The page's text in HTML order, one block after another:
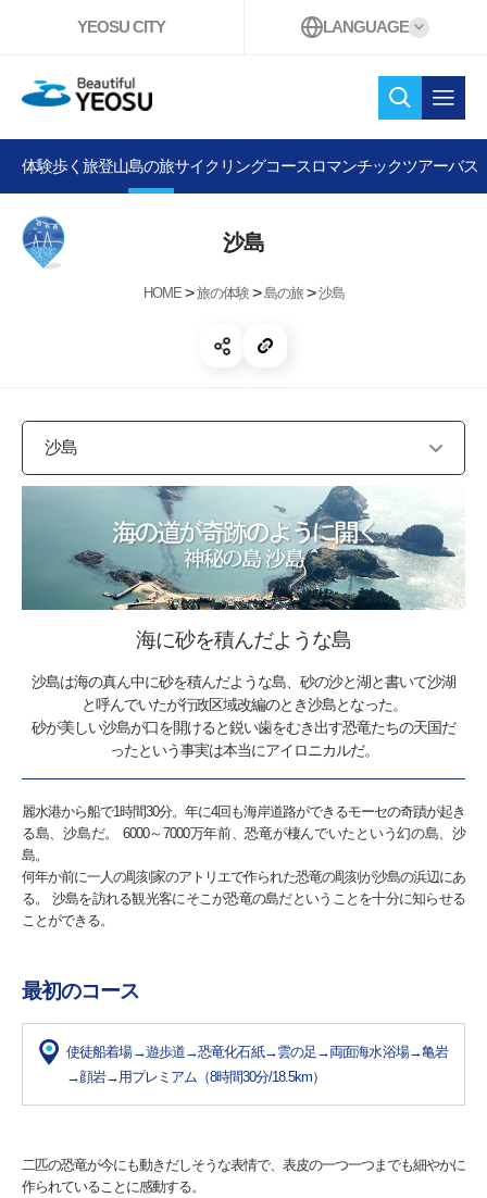
YEOSU CITY LANGUAGE
Beautiful YEOSU
検索
オー
体験歩く旅登山島の旅サイクリングコースロマンチックツアーバス
沙島
HOME>旅の体験>島の旅>沙島
共有する 開く
沙島
海に砂を積んだような島
沙島は海の真ん中に砂を積んだような島、砂の沙と湖と書いて沙湖
と呼んでいたが行政区域改編のとき沙島となった。
砂が美しい沙島が口を開けると鋭い歯をむき出す恐竜たちの天国だ
ったという事実は本当にアイロニカルだ。
麗水港から船で1時間30分。年に4回も海岸道路ができるモーセの奇蹟が起き
る島、沙島だ。 6000～7000万年前、恐竜が棲んでいたという幻の島、沙
島。
何年か前に一人の彫刻家のアトリエで作られた恐竜の彫刻が沙島の浜辺にあ
る。 沙島を訪れる観光客にそこが恐竜の島だということを十分に知らせる
ことができる。
最初のコース
使徒船着場→遊歩道→恐竜化石紙→雲の足→両面海水浴場→亀岩
→顔岩→用プレミアム（8時間30分/18.5km）
二匹の恐竜が今にも動きだしそうな表情で、表皮の一つ一つまでも細やかに
作られていることに感動する。